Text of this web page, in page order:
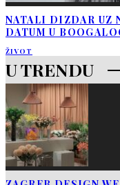
NATALI DIZDAR UZ
DATUM U
ŽIVOT
U TRENDU